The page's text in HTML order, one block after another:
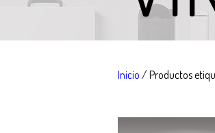
Inicio / Productos